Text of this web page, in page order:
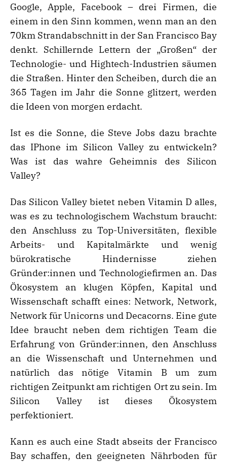
Google, Apple, Facebook – drei Firmen, die
einem in den Sinn kommen, wenn man an den
70km Strandabschnitt in der San Francisco Bay
denkt. Schillernde Lettern der „Großen“ der
Technologie- und Hightech-Industrien säumen
die Straßen. Hinter den Scheiben, durch die an
365 Tagen im Jahr die Sonne glitzert, werden
die Ideen von morgen erdacht.
Ist es die Sonne, die Steve Jobs dazu brachte
das IPhone im Silicon Valley zu entwickeln?
Was ist das wahre Geheimnis des Silicon
Valley?
Das Silicon Valley bietet neben Vitamin D alles,
was es zu technologischem Wachstum braucht:
den Anschluss zu Top-Universitäten, flexible
Arbeits- und Kapitalmärkte und wenig
bürokratische Hindernisse ziehen
Gründer:innen und Technologiefirmen an. Das
Ökosystem an klugen Köpfen, Kapital und
Wissenschaft schafft eines: Network, Network,
Network für Unicorns und Decacorns. Eine gute
Idee braucht neben dem richtigen Team die
Erfahrung von Gründer:innen, den Anschluss
an die Wissenschaft und Unternehmen und
natürlich das nötige Vitamin B um zum
richtigen Zeitpunkt am richtigen Ort zu sein. Im
Silicon Valley ist dieses Ökosystem
perfektioniert.
Kann es auch eine Stadt abseits der Francisco
Bay schaffen, den geeigneten Nährboden für